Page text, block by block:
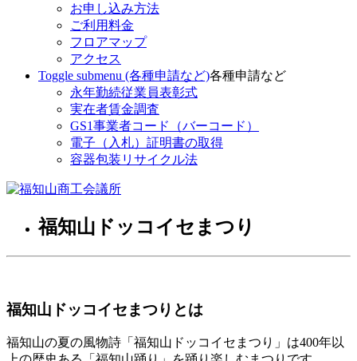
お申し込み方法
ご利用料金
フロアマップ
アクセス
Toggle submenu (各種申請など)各種申請など
永年勤続従業員表彰式
実在者賃金調査
GS1事業者コード（バーコード）
電子（入札）証明書の取得
容器包装リサイクル法
福知山ドッコイセまつり
福知山ドッコイセまつりとは
福知山の夏の風物詩「福知山ドッコイセまつり」は400年以